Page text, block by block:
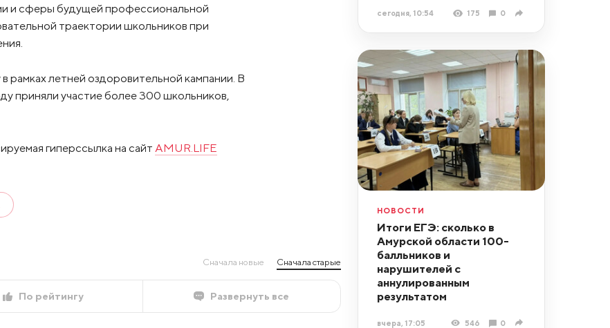
и сферы будущей профессиональной
траектории школьников при
рамках летней оздоровительной кампании. В
приняли участие более 300 школьников,
гиперссылка на сайт AMUR.LIFE
Сначала новые Сначала старые
По рейтингу Развернуть все
сегодня, 10:54 175 0
НОВОСТИ
Итоги ЕГЭ: сколько в
Амурской области 100-
балльников и
нарушителей с
аннулированным
результатом
вчера, 17:05 546 0